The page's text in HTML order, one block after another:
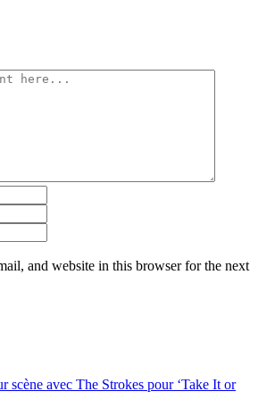
and website in this browser for the next
scène avec The Strokes pour ‘Take It or